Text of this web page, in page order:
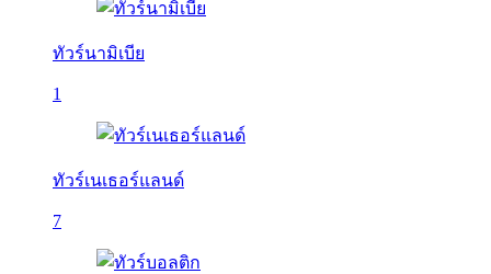
ทัวร์นามิเบีย
1
ทัวร์เนเธอร์แลนด์
7